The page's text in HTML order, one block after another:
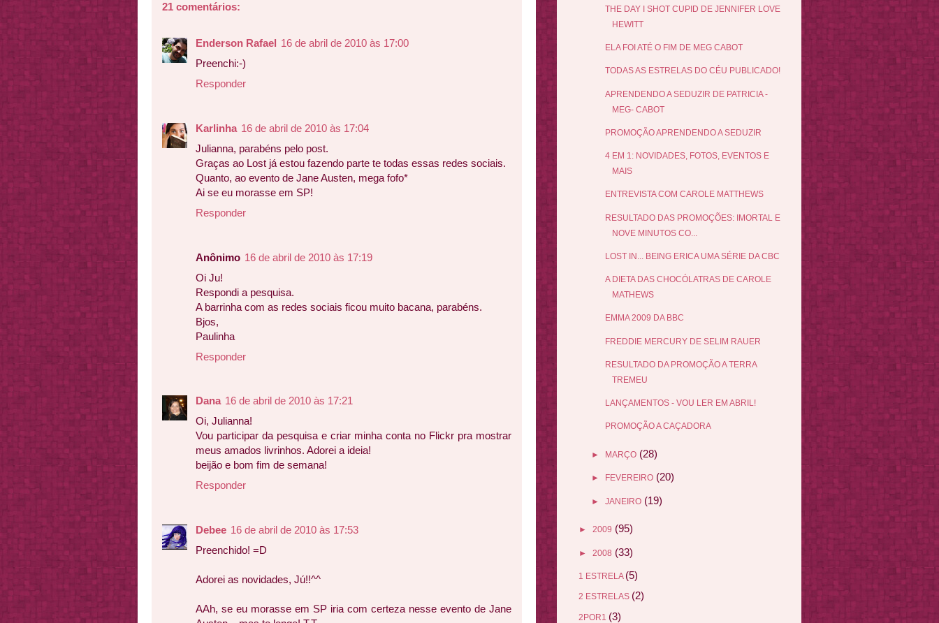
21 comentários:
Enderson Rafael 16 de abril de 2010 às 17:00
Preenchi:-)
Responder
Karlinha 16 de abril de 2010 às 17:04
Julianna, parabéns pelo post.
Graças ao Lost já estou fazendo parte te todas essas redes sociais.
Quanto, ao evento de Jane Austen, mega fofo*
Ai se eu morasse em SP!
Responder
Anônimo 16 de abril de 2010 às 17:19
Oi Ju!
Respondi a pesquisa.
A barrinha com as redes sociais ficou muito bacana, parabéns.
Bjos,
Paulinha
Responder
Dana 16 de abril de 2010 às 17:21
Oi, Julianna!
Vou participar da pesquisa e criar minha conta no Flickr pra mostrar
meus amados livrinhos. Adorei a ideia!
beijão e bom fim de semana!
Responder
Debee 16 de abril de 2010 às 17:53
Preenchido! =D
Adorei as novidades, Jú!!^^
AAh, se eu morasse em SP iria com certeza nesse evento de Jane
THE DAY I SHOT CUPID DE JENNIFER LOVE
HEWITT
ELA FOI ATÉ O FIM DE MEG CABOT
TODAS AS ESTRELAS DO CÉU PUBLICADO!
APRENDENDO A SEDUZIR DE PATRICIA -
MEG- CABOT
PROMOÇÃO APRENDENDO A SEDUZIR
4 EM 1: NOVIDADES, FOTOS, EVENTOS E
MAIS
ENTREVISTA COM CAROLE MATTHEWS
RESULTADO DAS PROMOÇÕES: IMORTAL E
NOVE MINUTOS CO...
LOST IN... BEING ERICA UMA SÉRIE DA CBC
A DIETA DAS CHOCÓLATRAS DE CAROLE
MATHEWS
EMMA 2009 DA BBC
FREDDIE MERCURY DE SELIM RAUER
RESULTADO DA PROMOÇÃO A TERRA
TREMEU
LANÇAMENTOS - VOU LER EM ABRIL!
PROMOÇÃO A CAÇADORA
► MARÇO (28)
► FEVEREIRO (20)
► JANEIRO (19)
► 2009 (95)
► 2008 (33)
1 ESTRELA (5)
2 ESTRELAS (2)
2POR1 (3)